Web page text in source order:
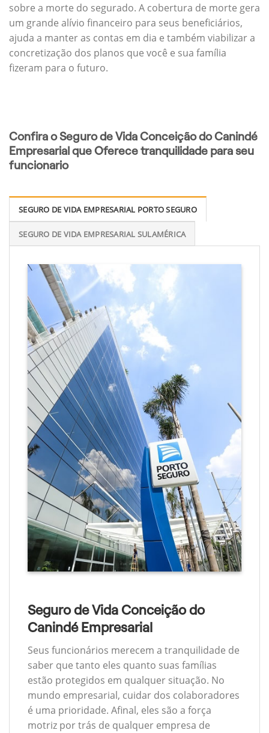
sobre a morte do segurado. A cobertura de morte gera
um grande alívio financeiro para seus beneficiários,
ajuda a manter as contas em dia e também viabilizar a
concretização dos planos que você e sua família
fizeram para o futuro.
Confira o Seguro de Vida Conceição do Canindé
Empresarial que Oferece tranquilidade para seu
funcionario
SEGURO DE VIDA EMPRESARIAL PORTO SEGURO
SEGURO DE VIDA EMPRESARIAL SULAMÉRICA
Seguro de Vida Conceição do
Canindé Empresarial
Seus funcionários merecem a tranquilidade de
saber que tanto eles quanto suas famílias
estão protegidos em qualquer situação. No
mundo empresarial, cuidar dos colaboradores
é uma prioridade. Afinal, eles são a força
motriz por trás de qualquer empresa de